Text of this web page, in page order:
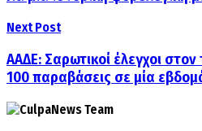
Next Post
ΑΑΔΕ: Σαρωτικοί έλεγχοι
100 παραβάσεις σε μία